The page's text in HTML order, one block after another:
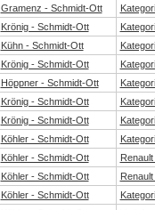
Gramenz - Schmidt-Ott
Krönig - Schmidt-Ott
Kühn - Schmidt-Ott
Krönig - Schmidt-Ott
Höppner - Schmidt-Ott
Krönig - Schmidt-Ott
Krönig - Schmidt-Ott
Köhler - Schmidt-Ott
Köhler - Schmidt-Ott
Köhler - Schmidt-Ott
Köhler - Schmidt-Ott